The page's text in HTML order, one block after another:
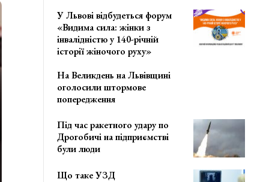
У Львові відбудеться форум
«Видима сила: жінки з
інвалідністю у 140-річній
історії жіночого руху»
На Великдень на Львівщині
оголосили штормове
попередження
Під час ракетного удару по
Дрогобичі на підприємстві
були люди
Що таке УЗД